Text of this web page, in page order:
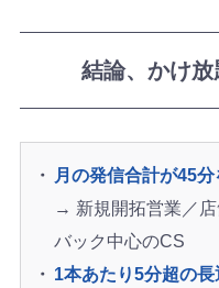
結論、かけ放
月の発信合計が45
→ 新規開拓営業／
バック中心のCS
1本あたり5分超の